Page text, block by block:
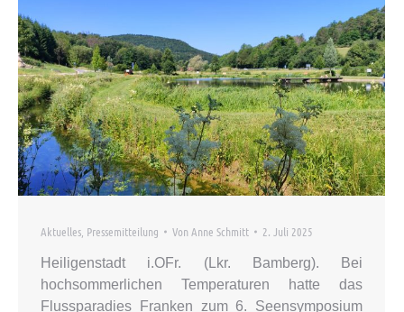
Aktuelles Pressemitteilung Von Anne Schmitt 2. Juli 2025
Heiligenstadt i.OFr. (Lkr. Bamberg). Bei
hochsommerlichen Temperaturen hatte das
Flussparadies Franken zum 6. Seensymposium